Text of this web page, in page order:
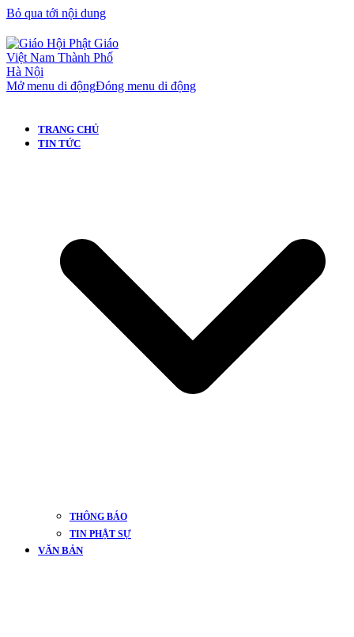
Bỏ qua tới nội dung
Mở menu di độngĐóng menu di động
TRANG CHỦ
TIN TỨC
THÔNG BÁO
TIN PHẬT SỰ
VĂN BẢN